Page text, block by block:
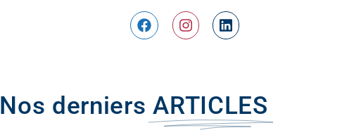
Nos derniers ARTICLES